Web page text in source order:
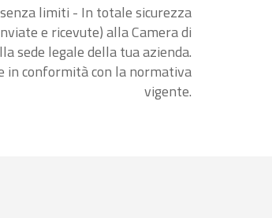
limiti - In totale sicurezza
e ricevute) alla Camera di
sede legale della tua azienda.
in conformità con la normativa
vigente.